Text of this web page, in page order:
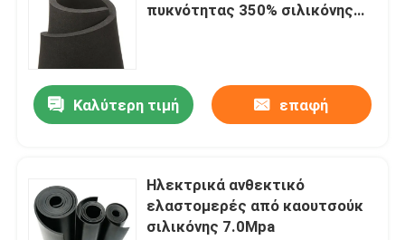
πυκνότητας 350% σιλικόνης
Καλύτερη τιμή επαφή
Ηλεκτρικά ανθεκτικό
ελαστομερές από καουτσούκ
σιλικόνης 7.0Mpa